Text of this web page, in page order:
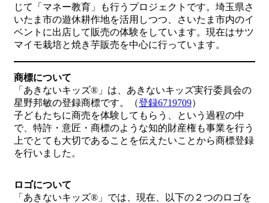
じて「マネー教育」も行うプロジェクトです。埼玉県さ
いたま市の遊休耕作地を活用しつつ、さいたま市内のイ
ベントに出店して販売の体験をしています。現在はサツ
マイモ栽培と焼き芋販売を中心に行っています。
商標について
「あきないキッズ®」は、あきないキッズ実行委員会の
星野邦敏の登録商標です。（登録6719709）
子どもたちに商売を体験してもらう、という過程の中
で、特許・意匠・商標のような知的財産権も事業を行う
上でとても大切であることを伝えたいことから商標登録
を行いました。
ロゴについて
「あきないキッズ®」では、現在、以下の２つのロゴを